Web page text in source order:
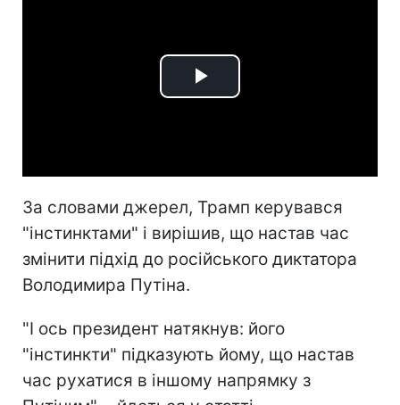
Play
За словами джерел, Трамп керувався
"інстинктами" і вирішив, що настав час
змінити підхід до російського диктатора
Володимира Путіна.
"І ось президент натякнув: його
"інстинкти" підказують йому, що настав
час рухатися в іншому напрямку з